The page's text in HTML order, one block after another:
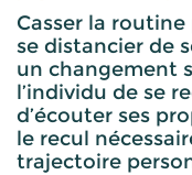
Casser la
se distancier de
un changement
l’individu de se
d’écouter ses
le recul
trajectoire